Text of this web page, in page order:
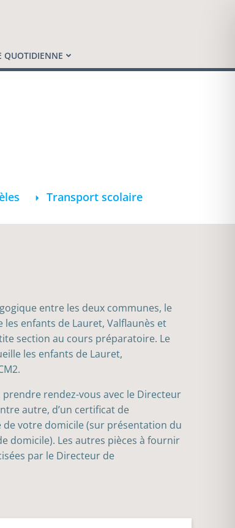
QUOTIDIENNE
Transport scolaire
entre les deux communes, le
enfants de Lauret, Valflaunès et
section au cours préparatoire. Le
les enfants de Lauret,
rendez-vous avec le Directeur
autre, d’un certificat de
votre domicile (sur présentation du
domicile). Les autres pièces à fournir
par le Directeur de